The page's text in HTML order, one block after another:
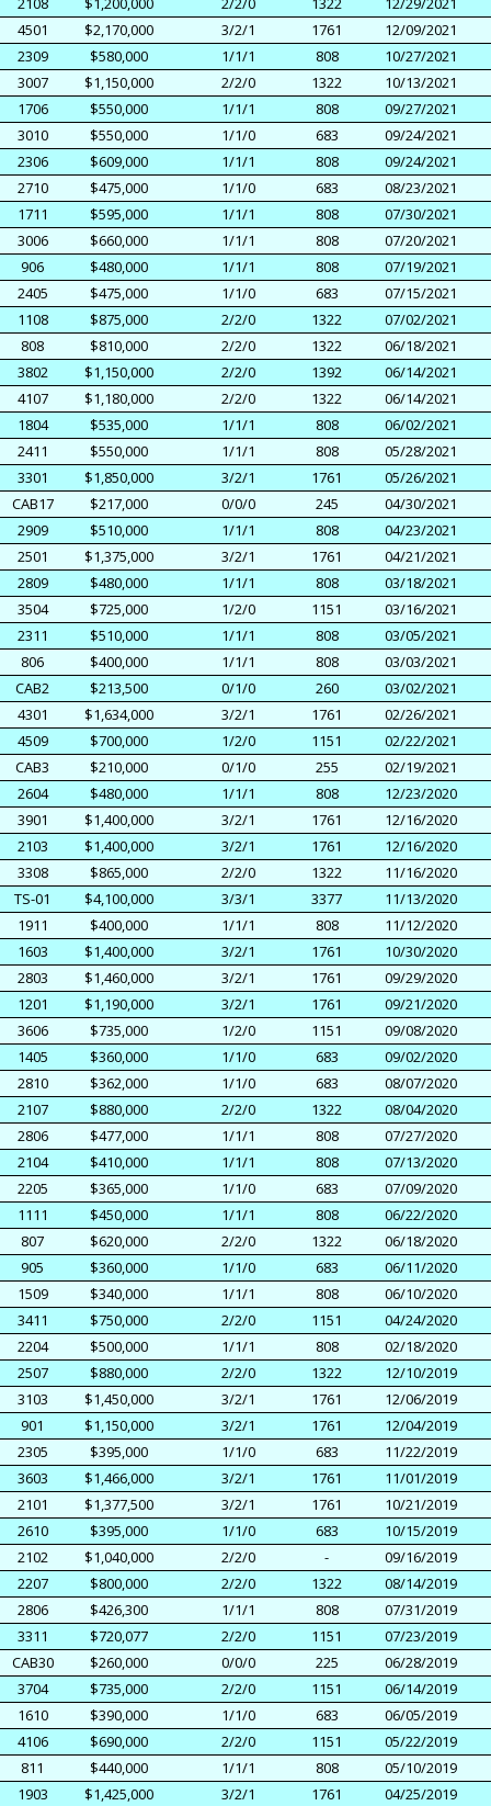
4501
$2,170,000 3/2/1 1761
12/09/2021
2309
$580,000 1/1/1 808
10/27/2021
3007
$1,150,000 2/2/0 1322
10/13/2021
1706
$550,000 1/1/1 808
09/27/2021
3010
$550,000 1/1/0 683
09/24/2021
2306
$609,000 1/1/1 808
09/24/2021
2710
$475,000 1/1/0 683
08/23/2021
1711
$595,000 1/1/1 808
07/30/2021
3006
$660,000 1/1/1 808
07/20/2021
906
$480,000 1/1/1 808
07/19/2021
2405
$475,000 1/1/0 683
07/15/2021
1108
$875,000 2/2/0 1322
07/02/2021
808
$810,000 2/2/0 1322
06/18/2021
3802
$1,150,000 2/2/0 1392
06/14/2021
4107
$1,180,000 2/2/0 1322
06/14/2021
1804
$535,000 1/1/1 808
06/02/2021
2411
$550,000 1/1/1 808
05/28/2021
3301
$1,850,000 3/2/1 1761
05/26/2021
CAB17
$217,000 0/0/0 245
04/30/2021
2909
$510,000 1/1/1 808
04/23/2021
2501
$1,375,000 3/2/1 1761
04/21/2021
2809
$480,000 1/1/1 808
03/18/2021
3504
$725,000 1/2/0 1151
03/16/2021
2311
$510,000 1/1/1 808
03/05/2021
806
$400,000 1/1/1 808
03/03/2021
CAB2
$213,500 0/1/0 260
03/02/2021
4301
$1,634,000 3/2/1 1761
02/26/2021
4509
$700,000 1/2/0 1151
02/22/2021
CAB3
$210,000 0/1/0 255
02/19/2021
2604
$480,000 1/1/1 808
12/23/2020
3901
$1,400,000 3/2/1 1761
12/16/2020
2103
$1,400,000 3/2/1 1761
12/16/2020
3308
$865,000 2/2/0 1322
11/16/2020
TS-01
$4,100,000 3/3/1 3377
11/13/2020
1911
$400,000 1/1/1 808
11/12/2020
1603
$1,400,000 3/2/1 1761
10/30/2020
2803
$1,460,000 3/2/1 1761
09/29/2020
1201
$1,190,000 3/2/1 1761
09/21/2020
3606
$735,000 1/2/0 1151
09/08/2020
1405
$360,000 1/1/0 683
09/02/2020
2810
$362,000 1/1/0 683
08/07/2020
2107
$880,000 2/2/0 1322
08/04/2020
2806
$477,000 1/1/1 808
07/27/2020
2104
$410,000 1/1/1 808
07/13/2020
2205
$365,000 1/1/0 683
07/09/2020
1111
$450,000 1/1/1 808
06/22/2020
807
$620,000 2/2/0 1322
06/18/2020
905
$360,000 1/1/0 683
06/11/2020
1509
$340,000 1/1/1 808
06/10/2020
3411
$750,000 2/2/0 1151
04/24/2020
2204
$500,000 1/1/1 808
02/18/2020
2507
$880,000 2/2/0 1322
12/10/2019
3103
$1,450,000 3/2/1 1761
12/06/2019
901
$1,150,000 3/2/1 1761
12/04/2019
2305
$395,000 1/1/0 683
11/22/2019
3603
$1,466,000 3/2/1 1761
11/01/2019
2101
$1,377,500 3/2/1 1761
10/21/2019
2610
$395,000 1/1/0 683
10/15/2019
2102
$1,040,000 2/2/0 -
09/16/2019
2207
$800,000 2/2/0 1322
08/14/2019
2806
$426,300 1/1/1 808
07/31/2019
3311
$720,077 2/2/0 1151
07/23/2019
CAB30
$260,000 0/0/0 225
06/28/2019
3704
$735,000 2/2/0 1151
06/14/2019
1610
$390,000 1/1/0 683
06/05/2019
4106
$690,000 2/2/0 1151
05/22/2019
811
$440,000 1/1/1 808
05/10/2019
1903
$1,425,000 3/2/1 1761
04/25/2019